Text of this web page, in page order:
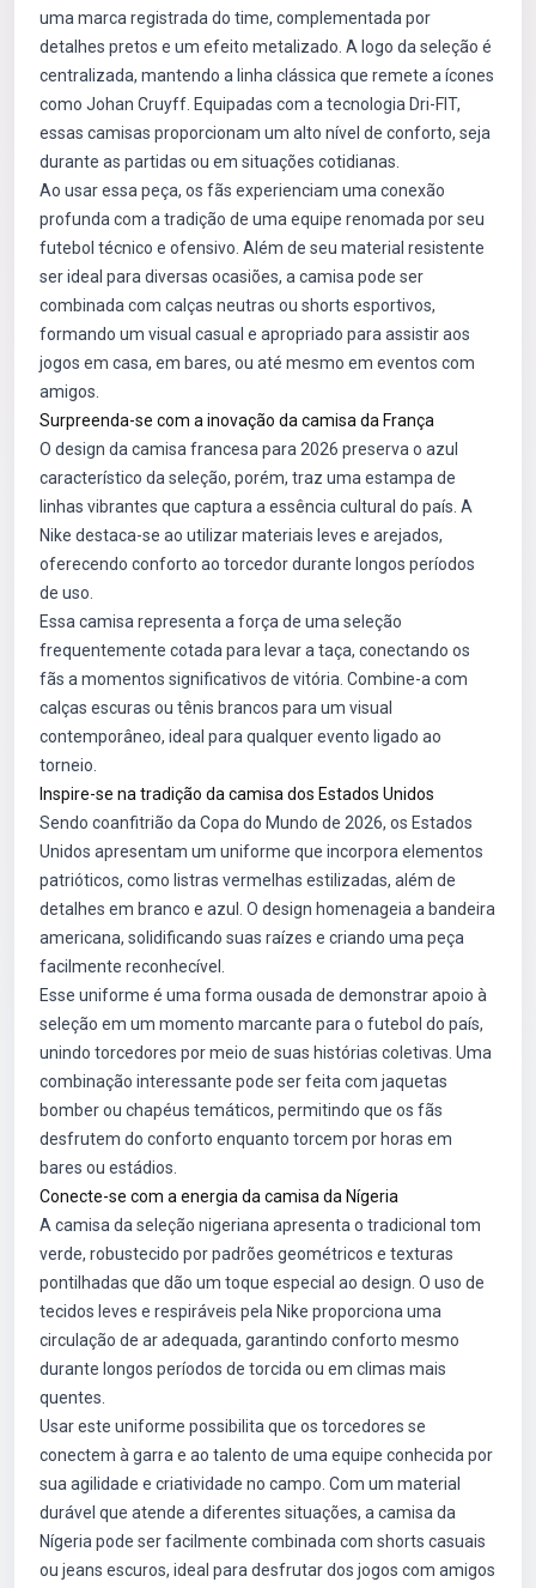
uma marca registrada do time, complementada por
detalhes pretos e um efeito metalizado. A logo da seleção é
centralizada, mantendo a linha clássica que remete a ícones
como Johan Cruyff. Equipadas com a tecnologia Dri-FIT,
essas camisas proporcionam um alto nível de conforto, seja
durante as partidas ou em situações cotidianas.
Ao usar essa peça, os fãs experienciam uma conexão
profunda com a tradição de uma equipe renomada por seu
futebol técnico e ofensivo. Além de seu material resistente
ser ideal para diversas ocasiões, a camisa pode ser
combinada com calças neutras ou shorts esportivos,
formando um visual casual e apropriado para assistir aos
jogos em casa, em bares, ou até mesmo em eventos com
amigos.
Surpreenda-se com a inovação da camisa da França
O design da camisa francesa para 2026 preserva o azul
característico da seleção, porém, traz uma estampa de
linhas vibrantes que captura a essência cultural do país. A
Nike destaca-se ao utilizar materiais leves e arejados,
oferecendo conforto ao torcedor durante longos períodos
de uso.
Essa camisa representa a força de uma seleção
frequentemente cotada para levar a taça, conectando os
fãs a momentos significativos de vitória. Combine-a com
calças escuras ou tênis brancos para um visual
contemporâneo, ideal para qualquer evento ligado ao
torneio.
Inspire-se na tradição da camisa dos Estados Unidos
Sendo coanfitrião da Copa do Mundo de 2026, os Estados
Unidos apresentam um uniforme que incorpora elementos
patrióticos, como listras vermelhas estilizadas, além de
detalhes em branco e azul. O design homenageia a bandeira
americana, solidificando suas raízes e criando uma peça
facilmente reconhecível.
Esse uniforme é uma forma ousada de demonstrar apoio à
seleção em um momento marcante para o futebol do país,
unindo torcedores por meio de suas histórias coletivas. Uma
combinação interessante pode ser feita com jaquetas
bomber ou chapéus temáticos, permitindo que os fãs
desfrutem do conforto enquanto torcem por horas em
bares ou estádios.
Conecte-se com a energia da camisa da Nígeria
A camisa da seleção nigeriana apresenta o tradicional tom
verde, robustecido por padrões geométricos e texturas
pontilhadas que dão um toque especial ao design. O uso de
tecidos leves e respiráveis pela Nike proporciona uma
circulação de ar adequada, garantindo conforto mesmo
durante longos períodos de torcida ou em climas mais
quentes.
Usar este uniforme possibilita que os torcedores se
conectem à garra e ao talento de uma equipe conhecida por
sua agilidade e criatividade no campo. Com um material
durável que atende a diferentes situações, a camisa da
Nígeria pode ser facilmente combinada com shorts casuais
ou jeans escuros, ideal para desfrutar dos jogos com amigos